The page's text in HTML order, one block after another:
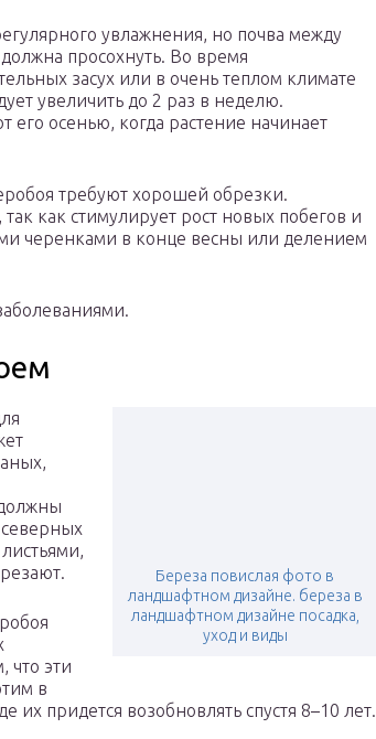
увлажнения, но почва между
просохнуть. Во время
засух или в очень теплом климате
увеличить до 2 раз в неделю.
его осенью, когда растение начинает
требуют хорошей обрезки.
как стимулирует рост новых побегов и
черенками в конце весны или делением
Береза повислая фото в
ландшафтном дизайне. береза в
ландшафтном дизайне посадка,
уход и виды
что эти
в
придется возобновлять спустя 8–10 лет.